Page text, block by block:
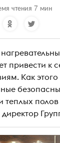
чтения 7 мин
привести к
Как
теплых